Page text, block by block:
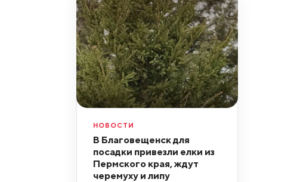
НОВОСТИ
В Благовещенск для
посадки привезли елки из
Пермского края, ждут
черемуху и липу